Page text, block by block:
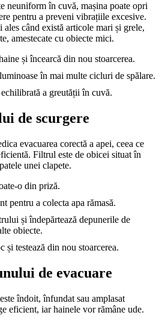
neuniform în cuvă, mașina poate opri
pentru a preveni vibrațiile excesive.
când există articole mari și grele,
amestecate cu obiecte mici.
și încearcă din nou stoarcerea.
în mai multe cicluri de spălare.
a greutății în cuvă.
de scurgere
evacuarea corectă a apei, ceea ce
Filtrul este de obicei situat în
unei clapete.
o din priză.
pentru a colecta apa rămasă.
și îndepărtează depunerile de
obiecte.
testează din nou stoarcerea.
de evacuare
îndoit, înfundat sau amplasat
eficient, iar hainele vor rămâne ude.